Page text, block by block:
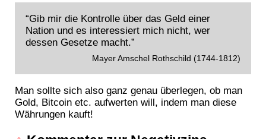
“Gib mir die Kontrolle über das Geld einer
Nation und es interessiert mich nicht, wer
dessen Gesetze macht.”
Mayer Amschel Rothschild (1744-1812)
Man sollte sich also ganz genau überlegen, ob man
Gold, Bitcoin etc. aufwerten will, indem man diese
Währungen kauft!